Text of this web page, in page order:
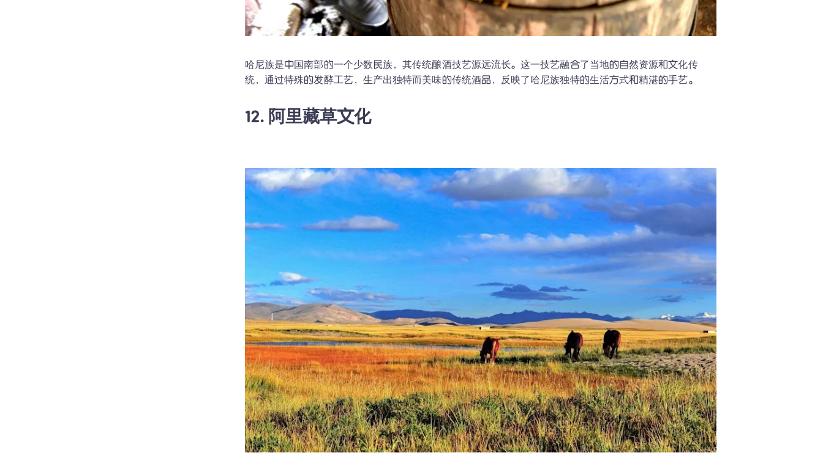
哈尼族是中国南部的一个少数民族，其传统酿酒技艺源远流长。这一技艺融合了当地的自然资源和文化传
统，通过特殊的发酵工艺，生产出独特而美味的传统酒品，反映了哈尼族独特的生活方式和精湛的手艺。
12. 阿里藏草文化